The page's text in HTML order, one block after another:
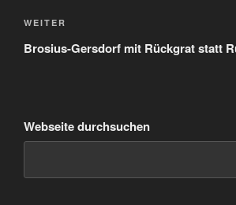
Nächster
Beitrag
WEITER
Brosius-Gersdorf mit Rückgrat statt
Webseite durchsuchen